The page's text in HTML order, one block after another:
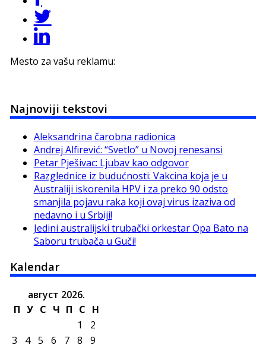
Mesto za vašu reklamu:
Najnoviji tekstovi
Aleksandrina čarobna radionica
Andrej Alfirević: “Svetlo” u Novoj renesansi
Petar Pješivac: Ljubav kao odgovor
Razglednice iz budućnosti: Vakcina koja je u
Australiji iskorenila HPV i za preko 90 odsto
smanjila pojavu raka koji ovaj virus izaziva od
nedavno i u Srbiji!
Jedini australijski trubački orkestar Opa Bato na
Saboru trubača u Guči!
Kalendar
август 2026.
П У С Ч П С Н
1
2
3
4 5 6 7 8
9